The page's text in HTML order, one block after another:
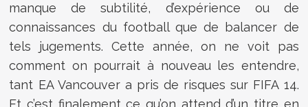
manque de subtilité, d’expérience ou de
connaissances du football que de balancer de
tels jugements. Cette année, on ne voit pas
comment on pourrait à nouveau les entendre,
tant EA Vancouver a pris de risques sur FIFA 14.
Et c’est finalement ce qu’on attend d’un titre en